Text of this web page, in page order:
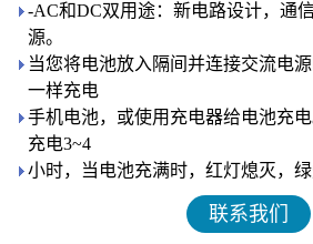
-AC和DC双用途：新电路设计，通
源。
当您将电池放入隔间并连接交流电
一样充电
手机电池，或使用充电器给电池充
充电3~4
小时，当电池充满时，红灯熄灭，绿
联系我们